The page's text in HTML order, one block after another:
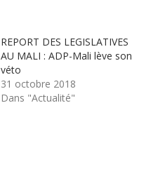
REPORT DES LEGISLATIVES
AU MALI : ADP-Mali lève son
véto
31 octobre 2018
Dans "Actualité"